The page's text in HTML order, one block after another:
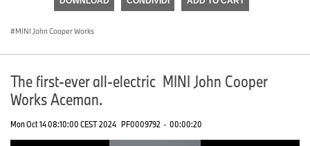
MINI John Cooper Works
The first-ever all-electric MINI John Cooper
Works Aceman.
Mon Oct 14 08:10:00 CEST 2024 PF0009792 · 00:00:20